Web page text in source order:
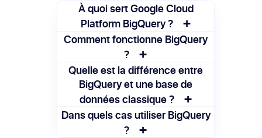
À quoi sert Google Cloud
Platform BigQuery ?
+
BigQuery permet de stocker, interroger et
analyser efficacement de très grandes
bases de données à l'aide du langage SQL
standard.
Comment fonctionne BigQuery
?
+
BigQuery exécute des requêtes SQL sur
des données massives en utilisant une
architecture distribuée. L'utilisateur ne
gère pas l'infrastructure sous-jacente.
Quelle est la différence entre
BigQuery et une base de
données classique ?
+
BigQuery est conçu pour traiter
rapidement des pétaoctets de données
Dans quels cas utiliser BigQuery
?
+